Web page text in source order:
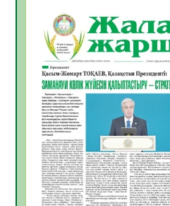
05.08.2026
Қазақстан Орталық
қолайлы ел атанды
05.08.2026
Өрт қауіпсіздігі
азаматтың міндеті
05.08.2026
Руслан Рүстемұлы
кеңесшісі болып
05.08.2026